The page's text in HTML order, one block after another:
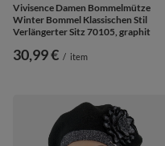
Vivisence Damen Bommelmütze
Winter Bommel Klassischen Stil
Verlängerter Sitz 70105, graphit
30,99 € / item